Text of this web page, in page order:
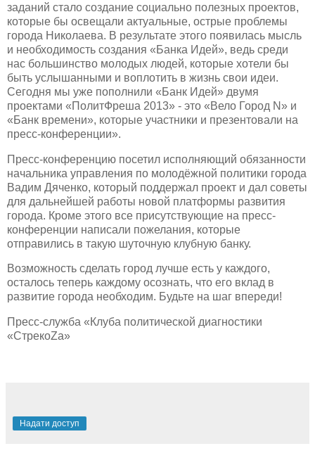
заданий стало создание социально полезных проектов,
которые бы освещали актуальные, острые проблемы
города Николаева. В результате этого появилась мысль
и необходимость создания «Банка Идей», ведь среди
нас большинство молодых людей, которые хотели бы
быть услышанными и воплотить в жизнь свои идеи.
Сегодня мы уже пополнили «Банк Идей» двумя
проектами «ПолитФреша 2013» - это «Вело Город N» и
«Банк времени», которые участники и презентовали на
пресс-конференции».
Пресс-конференцию посетил исполняющий обязанности
начальника управления по молодёжной политики города
Вадим Дяченко, который поддержал проект и дал советы
для дальнейшей работы новой платформы развития
города. Кроме этого все присутствующие на пресс-
конференции написали пожелания, которые
отправились в такую шуточную клубную банку.
Возможность сделать город лучше есть у каждого,
осталось теперь каждому осознать, что его вклад в
развитие города необходим. Будьте на шаг впереди!
Пресс-служба «Клуба политической диагностики
«СтрекоZа»
Надати доступ